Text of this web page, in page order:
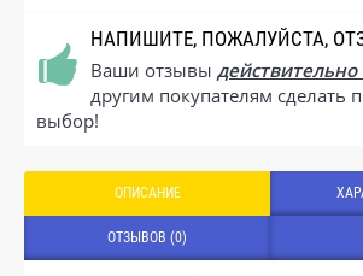
НАПИШИТЕ, ПОЖАЛУЙСТА,
Ваши отзывы
другим покупателям сделать
выбор!
ОПИСАНИЕ
ОТЗЫВОВ (0)